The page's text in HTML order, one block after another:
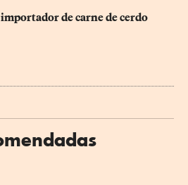
de carne de cerdo